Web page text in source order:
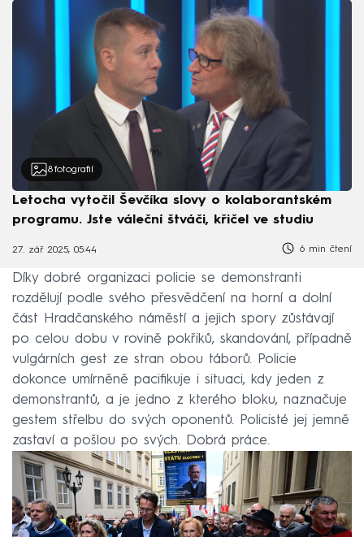
8 fotografií
Letocha vytočil Ševčíka slovy o kolaborantském
programu. Jste váleční štváči, křičel ve studiu
27. zář 2025, 05:44 6 min čtení
Díky dobré organizaci policie se demonstranti
rozdělují podle svého přesvědčení na horní a dolní
část Hradčanského náměstí a jejich spory zůstávají
po celou dobu v rovině pokřiků, skandování, případně
vulgárních gest ze stran obou táborů. Policie
dokonce umírněně pacifikuje i situaci, kdy jeden z
demonstrantů, a je jedno z kterého bloku, naznačuje
gestem střelbu do svých oponentů. Policisté jej jemně
zastaví a pošlou po svých. Dobrá práce.